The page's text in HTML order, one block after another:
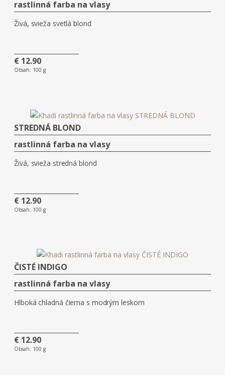
rastlinná farba na vlasy
Živá, svieža svetlá blond
€ 12.90
Obsah: 100 g
STREDNÁ BLOND
rastlinná farba na vlasy
Živá, svieža stredná blond
€ 12.90
Obsah: 100 g
ČISTÉ INDIGO
rastlinná farba na vlasy
Hlboká chladná čierna s modrým leskom
€ 12.90
Obsah: 100 g